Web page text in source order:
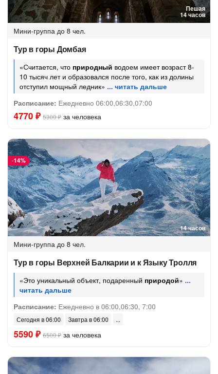
Пешая
14 часов
Мини-группа до 8 чел.
Тур в горы Домбая
«Считается, что природный водоем имеет возраст 8-
10 тысяч лет и образовался после того, как из долины
отступил мощный ледник»
Расписание: Ежедневно 06:00,06:30,07:00
4770 ₽ 5300 ₽ за человека
14 часов
-14%
Мини-группа до 8 чел.
Тур в горы Верхней Балкарии и к Языку Тролля
«Это уникальный объект, подаренный природой»
Расписание: Ежедневно в 06:00,06:30, 7:00
Сегодня в 06:00 Завтра в 06:00
5590 ₽ 6500 ₽ за человека